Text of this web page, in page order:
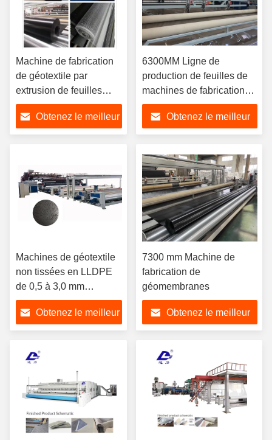
Machine de fabrication
de géotextile par
extrusion de feuilles
HDPE de 0,5 mm à 3,0
mm Obtenez le meilleur
6300MM Ligne de
production de feuilles de
machines de fabrication
de géomembranes
agricolesObtenez le meilleur
Machines de géotextile
non tissées en LLDPE
de 0,5 à 3,0 mm
d'épaisseur
Obtenez le meilleur
7300 mm Machine de
fabrication de
géomembranes
Obtenez le meilleur